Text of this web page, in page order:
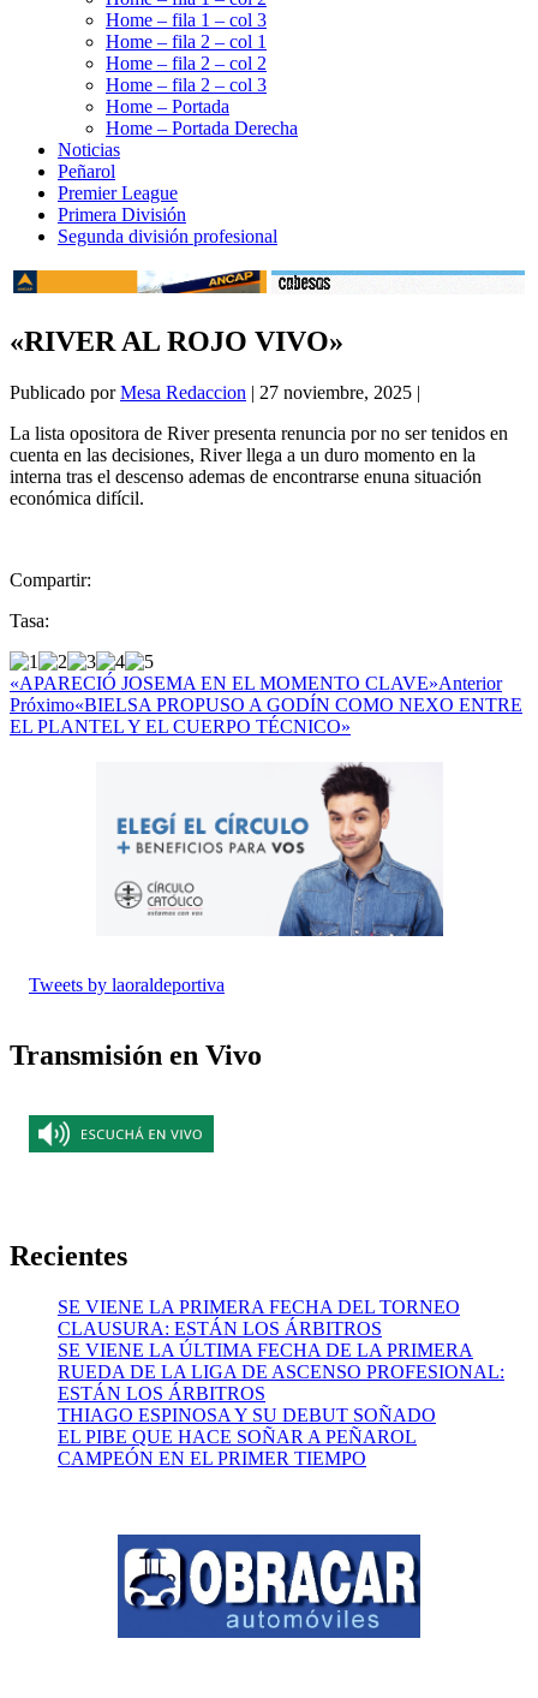
Home – fila 1 – col 3
Home – fila 2 – col 1
Home – fila 2 – col 2
Home – fila 2 – col 3
Home – Portada
Home – Portada Derecha
Noticias
Peñarol
Premier League
Primera División
Segunda división profesional
«RIVER AL ROJO VIVO»
Publicado porMesa Redaccion | 27 noviembre, 2025 |
La lista opositora de River presenta renuncia por no ser tenidos en
cuenta en las decisiones, River llega a un duro momento en la
interna tras el descenso ademas de encontrarse enuna situación
económica difícil.
Compartir:
Tasa:
«APARECIÓ JOSEMA EN EL MOMENTO CLAVE»Anterior
Próximo«BIELSA PROPUSO A GODÍN COMO NEXO ENTRE
EL PLANTEL Y EL CUERPO TÉCNICO»
Tweets by laoraldeportiva
Transmisión en Vivo
Recientes
SE VIENE LA PRIMERA FECHA DEL TORNEO
CLAUSURA: ESTÁN LOS ÁRBITROS
SE VIENE LA ÚLTIMA FECHA DE LA PRIMERA
RUEDA DE LA LIGA DE ASCENSO PROFESIONAL:
ESTÁN LOS ÁRBITROS
THIAGO ESPINOSA Y SU DEBUT SOÑADO
EL PIBE QUE HACE SOÑAR A PEÑAROL
CAMPEÓN EN EL PRIMER TIEMPO